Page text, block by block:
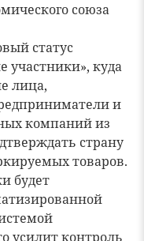
союза
статус
участники», куда
лица,
и
компаний из
страну
товаров.
будет
усилит контроль